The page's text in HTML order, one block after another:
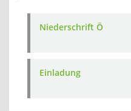
Niederschrift Ö
Einladung